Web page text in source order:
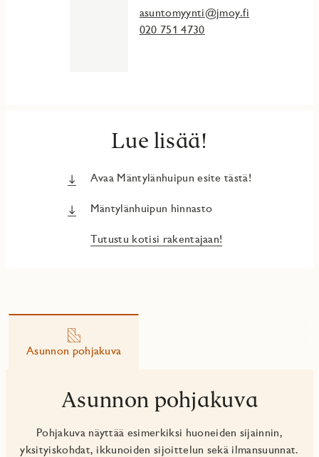
asuntomyynti@jmoy.fi
020 751 4730
Lue lisää!
Avaa Mäntylänhuipun esite tästä!
Mäntylänhuipun hinnasto
Tutustu kotisi rakentajaan!
Asunnon pohjakuva
Asunnon pohjakuva
Pohjakuva näyttää esimerkiksi huoneiden sijainnin,
yksityiskohdat, ikkunoiden sijoittelun sekä ilmansuunnat.